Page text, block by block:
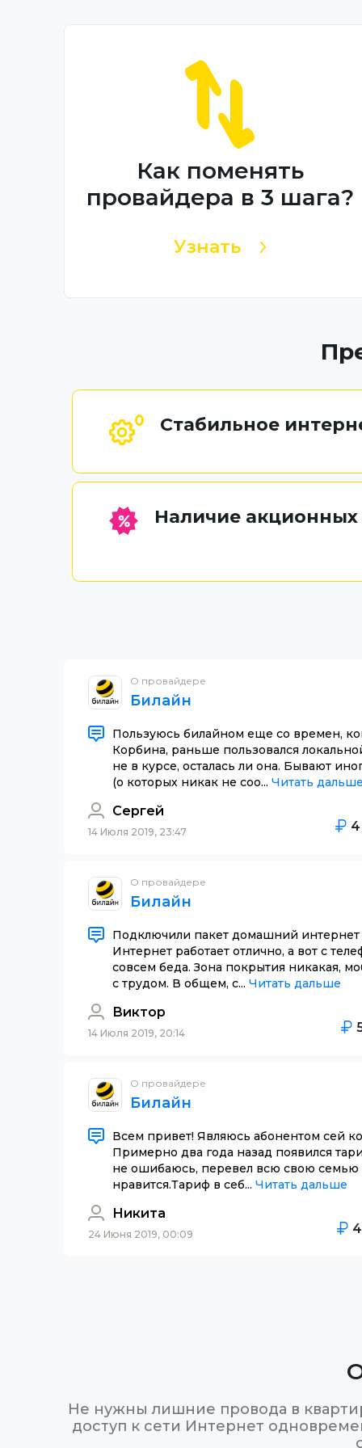
Как поменять
провайдера в 3 шага?
Узнать
Стабильное
Наличие
О провайдере
Билайн
Пользуюсь билайном еще со времен,
Корбина, раньше пользовался
не в курсе, осталась ли она. Бывают
(о которых никак не соо... Читать
Сергей
14 Июля 2019, 23:47 4
О провайдере
Билайн
Подключили пакет домашний интернет
Интернет работает отлично, а вот с
совсем беда. Зона покрытия никакая,
с трудом. В общем, с... Читать дальше
Виктор
14 Июля 2019, 20:14
О провайдере
Билайн
Всем привет! Являюсь абонентом cей
Примерно два года назад появился
не ошибаюсь, перевел всю свою семью
нравится.Тариф в себ... Читать дальше
Никита
24 Июня 2019, 00:09 4
Не нужны лишние провода в
доступ к сети Интернет